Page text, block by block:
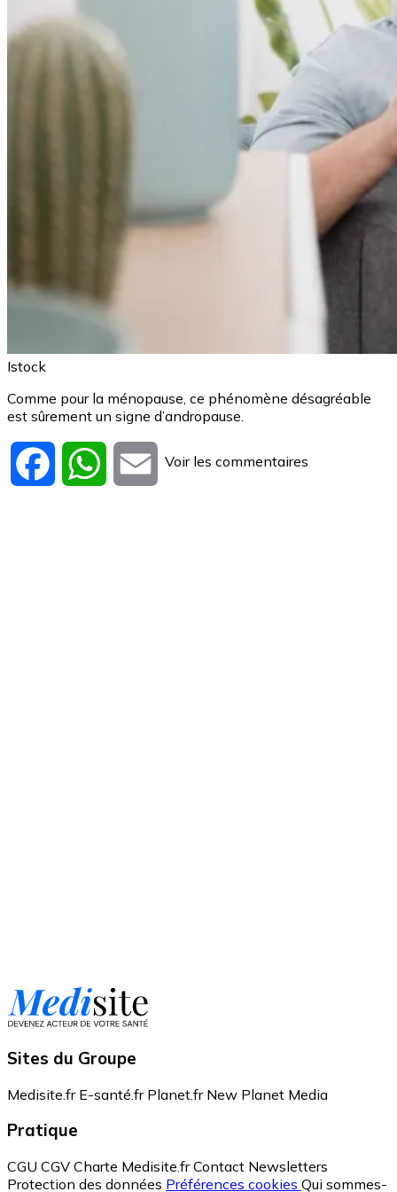
Istock
Comme pour la ménopause, ce phénomène désagréable
est sûrement un signe d’andropause.
Facebook WhatsApp
Email
Voir les commentaires
Sites du Groupe
Medisite.fr E-santé.fr Planet.fr New Planet Media
Pratique
CGU CGV Charte Medisite.fr Contact Newsletters
Protection des données Préférences cookies Qui sommes-